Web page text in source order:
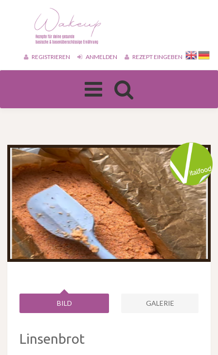
REGISTRIEREN ANMELDEN REZEPT EINGEBEN
Toggle
navigation
BILD GALERIE
Linsenbrot